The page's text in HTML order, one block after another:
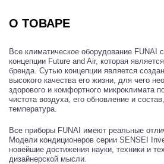
О ТОВАРЕ
Все климатическое оборудование FUNAI
концепции Future and Air, которая
бренда. Сутью концепции является
высокого качества его жизни, для чего
здорового и комфортного микроклимата
чистота воздуха, его обновление и
температура.
Все приборы FUNAI имеют реальные
Модели кондиционеров серии SENSEI
новейшие достижения науки, техники и
дизайнерской мысли.